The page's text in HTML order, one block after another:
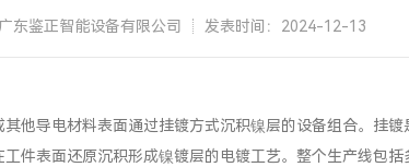
东鉴正智能设备有限公司 发表时间：2024-12-13
他导电材料表面通过挂镀方式沉积镍层的设备组合。挂
件表面还原沉积形成镍镀层的电镀工艺。整个生产线包